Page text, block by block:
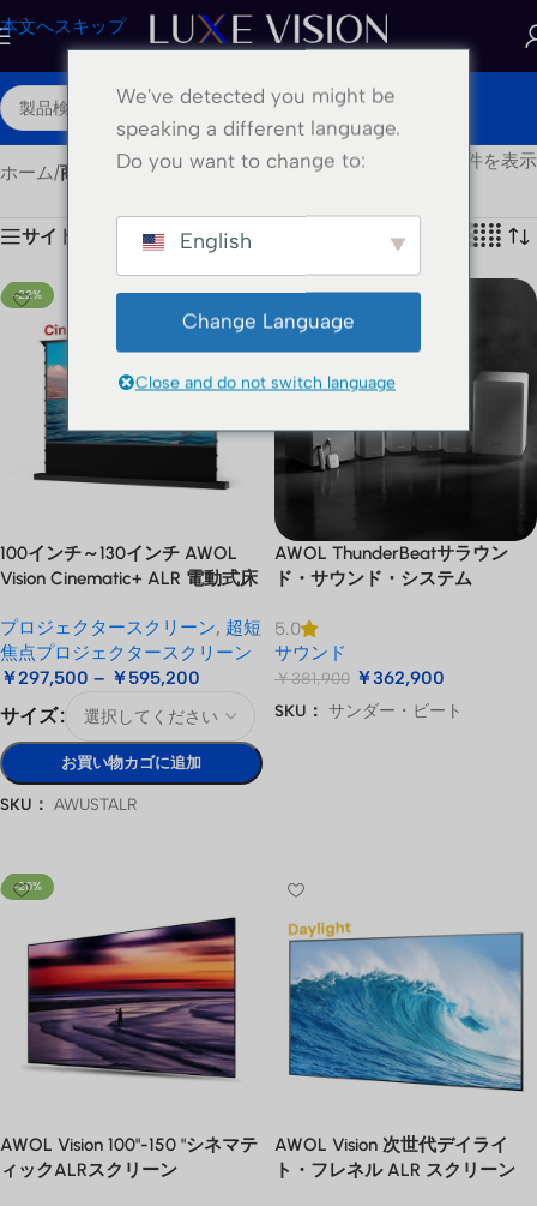
本文へスキップ
ホーム/商品の配送クラス/床上げ
全19件を表示
サイドバーを表示する ショー 48
-22%
100インチ～130インチ AWOL
Vision Cinematic+ ALR 電動式床
プロジェクタースクリーン, 超短
焦点プロジェクタースクリーン
￥297,500 – ￥595,200
サイズ
お買い物カゴに追加
SKU： AWUSTALR
-5%
AWOL ThunderBeatサラウン
ド・サウンド・システム
5.0
サウンド
￥381,900 ￥362,900
SKU： サンダー・ビート
-20%
AWOL Vision 100"-150 "シネマテ
ィックALRスクリーン
AWOL Vision 次世代デイライ
ト・フレネル ALR スクリーン
We've detected you might be
speaking a different language.
Do you want to change to:
English
Change Language
Close and do not switch language